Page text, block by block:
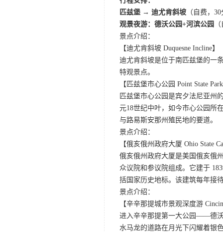
匹兹堡 → 迪尤肯斜坡 （自费，
观景夜游：德沃公园+河滨公园
景点介绍：
【迪尤肯斜坡 Duquesne Incline】
迪尤肯斜坡是位于南匹兹堡的一
特观景点。
【匹兹堡市心公园 Point State
匹兹堡市心公园是宾夕法尼亚州
元18世纪中叶，如今市心公园所
与路易斯安那州殖民地的要道。
景点介绍：
【俄亥俄州政府大厦 Ohio State
俄亥俄州政府大厦是美国俄亥俄
众议院和参议院组成。它建于
括国家历史地标。该建筑每年接
景点介绍：
【辛辛那提城市景观深度游
进入辛辛那提第一大公园——德沃
水马龙的道路在月光下闪耀着银